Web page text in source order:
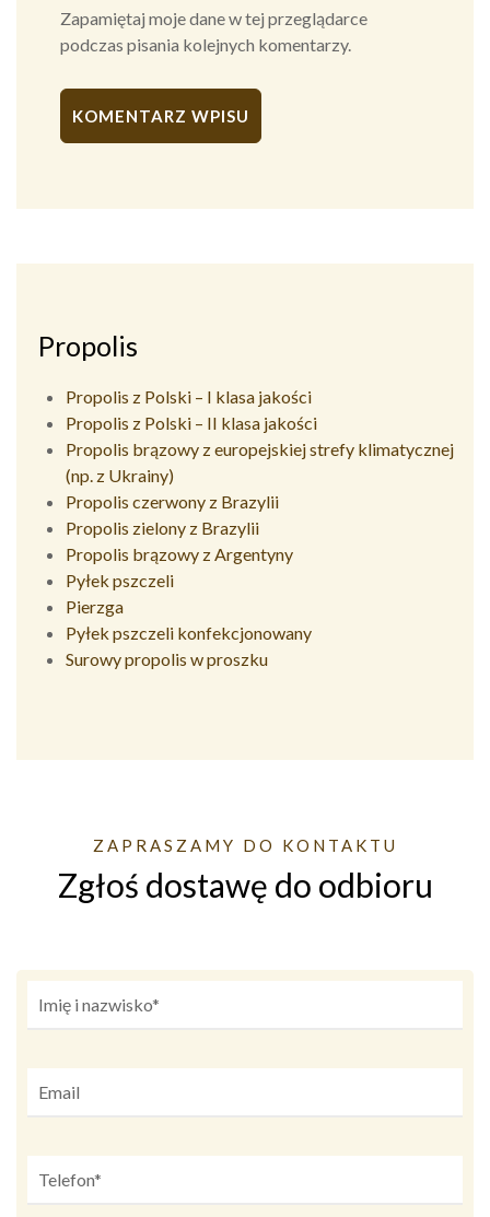
Zapamiętaj moje dane w tej przeglądarce
podczas pisania kolejnych komentarzy.
Propolis
Propolis z Polski – I klasa jakości
Propolis z Polski – II klasa jakości
Propolis brązowy z europejskiej strefy klimatycznej
(np. z Ukrainy)
Propolis czerwony z Brazylii
Propolis zielony z Brazylii
Propolis brązowy z Argentyny
Pyłek pszczeli
Pierzga
Pyłek pszczeli konfekcjonowany
Surowy propolis w proszku
ZAPRASZAMY DO KONTAKTU
Zgłoś dostawę do odbioru